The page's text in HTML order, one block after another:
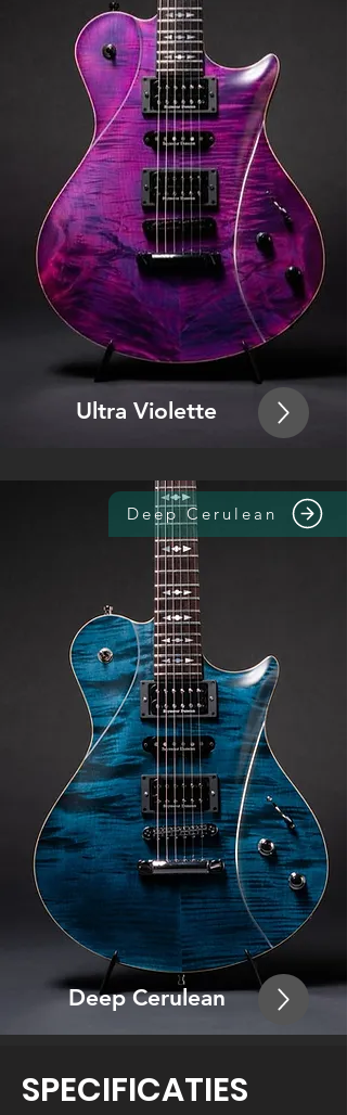
Ultra Violette
Deep Cerulean
Deep Cerulean
SPECIFICATIES